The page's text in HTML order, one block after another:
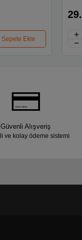
Sepete Ekle
Güvenli Alışveriş
ve kolay ödeme sistemi